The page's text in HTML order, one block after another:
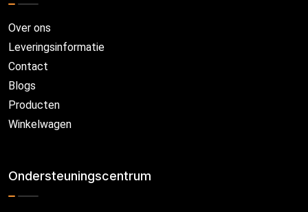
Over ons
Leveringsinformatie
Contact
Blogs
Producten
Winkelwagen
Ondersteuningscentrum